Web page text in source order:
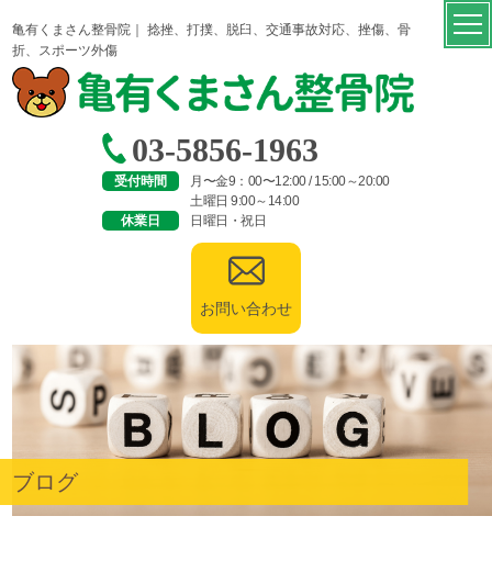
亀有くまさん整骨院｜ 捻挫、打撲、脱臼、交通事故対応、挫傷、骨
折、スポーツ外傷
03-5856-1963
受付時間
月〜金9：00〜12:00 / 15:00～20:00
土曜日 9:00～14:00
休業日
日曜日・祝日
お問い合わせ
ブログ